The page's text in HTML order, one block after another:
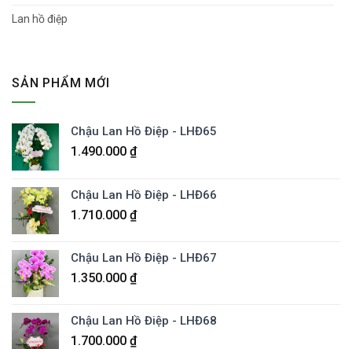
Lan hồ điệp
SẢN PHẨM MỚI
Chậu Lan Hồ Điệp - LHĐ65
1.490.000 ₫
Chậu Lan Hồ Điệp - LHĐ66
1.710.000 ₫
Chậu Lan Hồ Điệp - LHĐ67
1.350.000 ₫
Chậu Lan Hồ Điệp - LHĐ68
1.700.000 ₫